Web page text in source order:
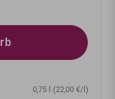
0,75 l (22,00 €/l)